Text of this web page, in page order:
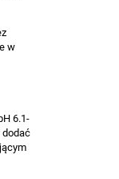
ODPORNOŚĆ,
WCHŁANIANIE,
93,00 zł brutto
w
6.1-
dodać